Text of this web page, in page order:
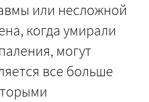
или несложной
когда умирали
могут
все больше